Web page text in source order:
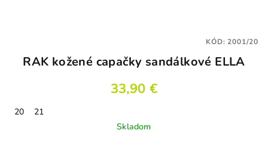
RAK kožené capačky sandálkové ELLA
33,90 €
20
21
Skladom
KÓD:2001/20